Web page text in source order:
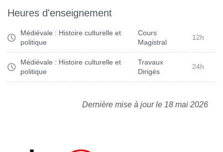
Heures d'enseignement
Médiévale : Histoire culturelle et
politique
Cours
Magistral
12h
Médiévale : Histoire culturelle et
politique
Travaux
Dirigés
24h
Dernière mise à jour le 18 mai 2026